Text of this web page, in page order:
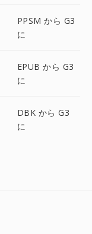
PPSM から G3
に
EPUB から G3
に
DBK から G3
に